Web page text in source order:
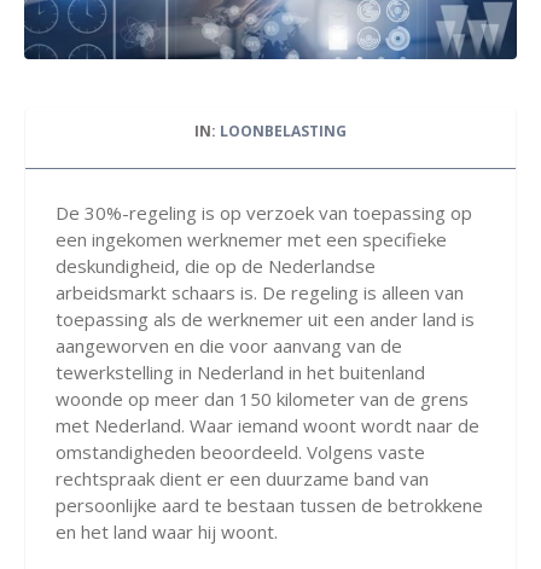
IN: LOONBELASTING
De 30%-regeling is op verzoek van toepassing op
een ingekomen werknemer met een specifieke
deskundigheid, die op de Nederlandse
arbeidsmarkt schaars is. De regeling is alleen van
toepassing als de werknemer uit een ander land is
aangeworven en die voor aanvang van de
tewerkstelling in Nederland in het buitenland
woonde op meer dan 150 kilometer van de grens
met Nederland. Waar iemand woont wordt naar de
omstandigheden beoordeeld. Volgens vaste
rechtspraak dient er een duurzame band van
persoonlijke aard te bestaan tussen de betrokkene
en het land waar hij woont.